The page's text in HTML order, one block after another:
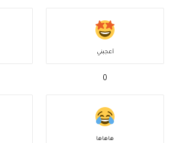
أعجبني
0
هاهاها